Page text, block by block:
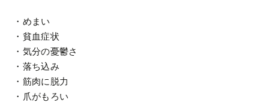
・めまい
・貧血症状
・気分の憂鬱さ
・落ち込み
・筋肉に脱力
・爪がもろい